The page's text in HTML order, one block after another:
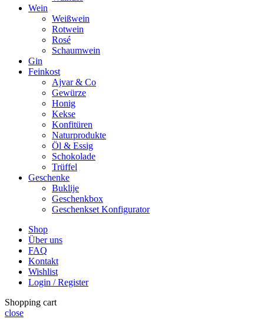
Wein
Weißwein
Rotwein
Rosé
Schaumwein
Gin
Feinkost
Ajvar & Co
Gewürze
Honig
Kekse
Konfitüren
Naturprodukte
Öl & Essig
Schokolade
Trüffel
Geschenke
Buklije
Geschenkbox
Geschenkset Konfigurator
Shop
Über uns
FAQ
Kontakt
Wishlist
Login / Register
Shopping cart
close